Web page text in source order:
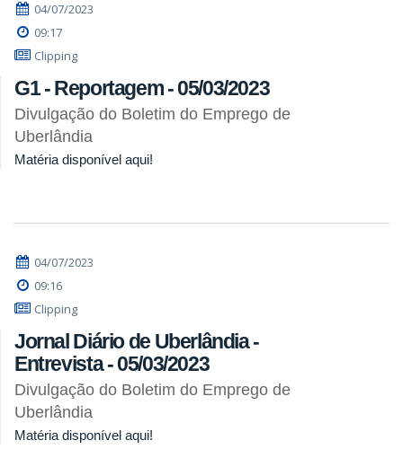
04/07/2023
09:17
Clipping
G1 - Reportagem - 05/03/2023
Divulgação do Boletim do Emprego de
Uberlândia
Matéria disponível aqui!
04/07/2023
09:16
Clipping
Jornal Diário de Uberlândia -
Entrevista - 05/03/2023
Divulgação do Boletim do Emprego de
Uberlândia
Matéria disponível aqui!